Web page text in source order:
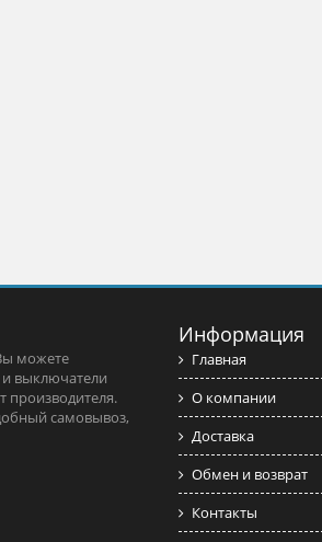
можете
выключатели
производителя.
самовывоз,
Информация
Главная
О компании
Доставка
Обмен и возврат
Контакты